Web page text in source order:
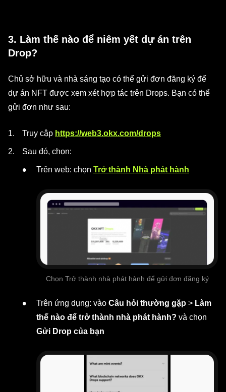
3. Làm thế nào để niêm yết dự án trên
Drop?
Chủ sở hữu và nhà sáng tạo có thể gửi đơn đăng ký để
dự án NFT được xem xét hợp tác trên Drops. Bạn có thể
gửi đơn như sau:
Truy cập https://web3.okx.com/drops
Sau đó, chọn:
Trên web: chọn Trở thành Nhà phát hành
Chọn Trở thành nhà phát hành để gửi đơn đăng ký
Trên ứng dụng: vào Câu hỏi thường gặp > Làm
thế nào để trở thành nhà phát hành? và chọn
Gửi Drop của bạn